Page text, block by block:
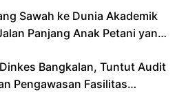
Sawah ke Dunia Akademik
Panjang Anak Petani yang
Bangkalan, Tuntut Audit
Pengawasan Fasilitas